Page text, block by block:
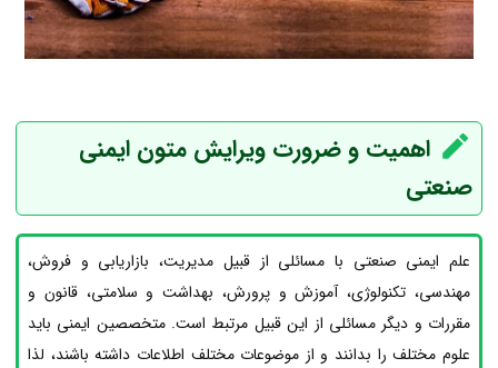
اهمیت و ضرورت ویرایش متون ایمنی
صنعتی
علم ایمنی صنعتی با مسائلی از قبیل مدیریت، بازاریابی و فروش،
مهندسی، تکنولوژی، آموزش و پرورش، بهداشت و سلامتی، قانون و
مقررات و دیگر مسائلی از این قبیل مرتبط است. متخصصین ایمنی باید
علوم مختلف را بدانند و از موضوعات مختلف اطلاعات داشته باشند، لذا